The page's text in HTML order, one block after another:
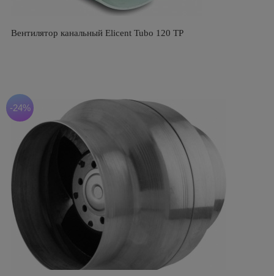
Вентилятор канальный Elicent Tubo 120 TP
-24%